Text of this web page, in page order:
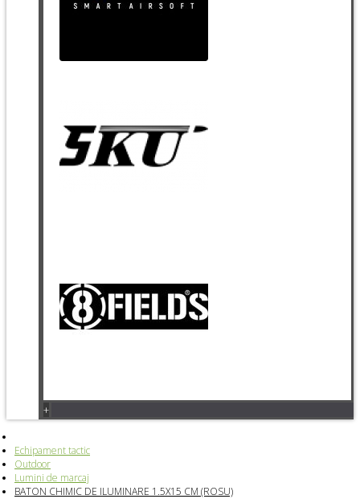
+
Echipament tactic
Outdoor
Lumini de marcaj
BATON CHIMIC DE ILUMINARE 1.5X15 CM (ROSU)